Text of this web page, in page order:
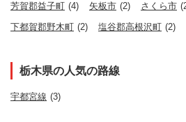
芳賀郡益子町 (4) 矢板市 (2) さくら市
下都賀郡野木町 (2) 塩谷郡高根沢町 (2)
栃木県の人気の路線
宇都宮線 (3)